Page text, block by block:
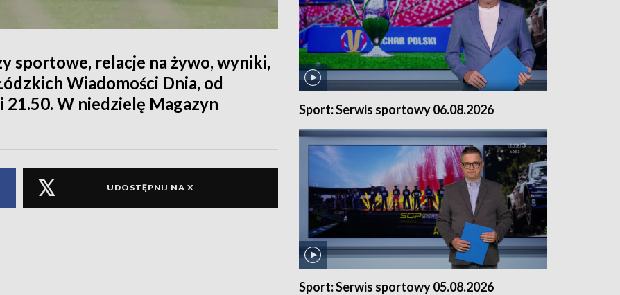
sportowe, relacje na żywo, wyniki,
Wiadomości Dnia, od
21.50. W niedzielę Magazyn
UDOSTĘPNIJ NA X
Sport: Serwis sportowy 06.08.2026
Sport: Serwis sportowy 05.08.2026